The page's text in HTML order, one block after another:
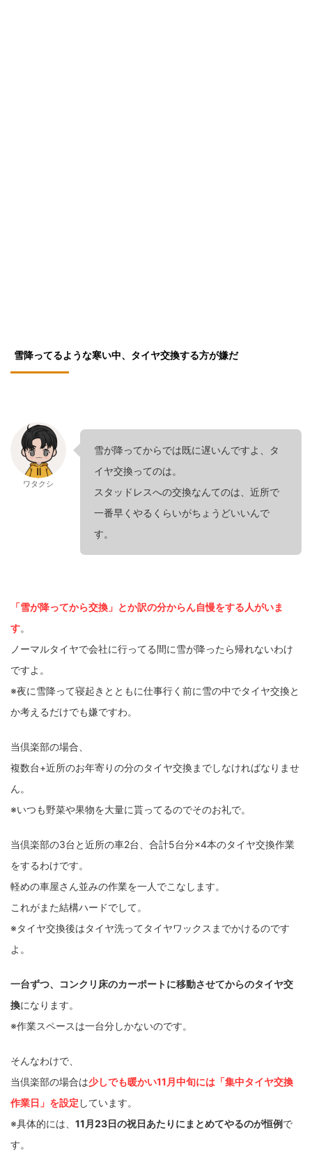
雪降ってるような寒い中、タイヤ交換する方が嫌だ
ワタクシ
雪が降ってからでは既に遅いんですよ、タ
イヤ交換ってのは。
スタッドレスへの交換なんてのは、近所で
一番早くやるくらいがちょうどいいんで
す。
「雪が降ってから交換」とか訳の分からん自慢をする人がいま
す。
ノーマルタイヤで会社に行ってる間に雪が降ったら帰れないわけ
ですよ。
※夜に雪降って寝起きとともに仕事行く前に雪の中でタイヤ交換と
か考えるだけでも嫌ですわ。
当倶楽部の場合、
複数台+近所のお年寄りの分のタイヤ交換までしなければなりませ
ん。
※いつも野菜や果物を大量に貰ってるのでそのお礼で。
当倶楽部の3台と近所の車2台、合計5台分×4本のタイヤ交換作業
をするわけです。
軽めの車屋さん並みの作業を一人でこなします。
これがまた結構ハードでして。
※タイヤ交換後はタイヤ洗ってタイヤワックスまでかけるのです
よ。
一台ずつ、コンクリ床のカーポートに移動させてからのタイヤ交
換になります。
※作業スペースは一台分しかないのです。
そんなわけで、
当倶楽部の場合は少しでも暖かい11月中旬には「集中タイヤ交換
作業日」を設定 しています。
※具体的には、 11月23日の祝日あたりにまとめてやるのが恒例で
す。